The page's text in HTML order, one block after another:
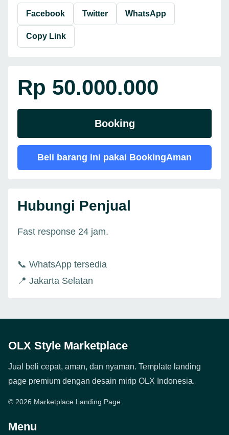
Facebook Twitter WhatsApp
Copy Link
Rp 50.000.000
Booking
Beli barang ini pakai BookingAman
Hubungi Penjual
Fast response 24 jam.
📞 WhatsApp tersedia
📍 Jakarta Selatan
OLX Style Marketplace
Jual beli cepat, aman, dan nyaman. Template landing
page premium dengan desain mirip OLX Indonesia.
© 2026 Marketplace Landing Page
Menu